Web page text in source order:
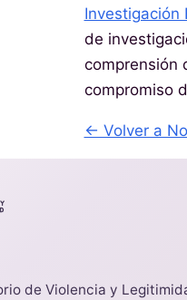
Investigación
de
comprensión
compromiso
← Volver a
de Violencia y